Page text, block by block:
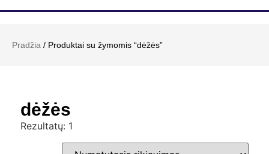
Pradžia / Produktai su žymomis “dėžės”
dėžės
Rezultatų: 1